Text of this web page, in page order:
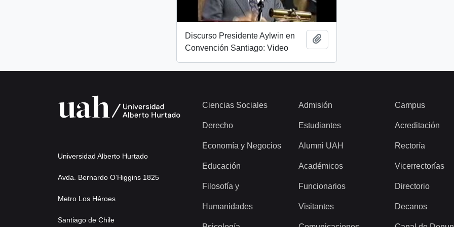
Discurso Presidente Aylwin en
Convención Santiago: Video
Universidad Alberto Hurtado
Avda. Bernardo O’Higgins 1825
Metro Los Héroes
Santiago de Chile
Ciencias Sociales
Derecho
Economía y Negocios
Educación
Filosofía y
Humanidades
Admisión
Estudiantes
Alumni UAH
Académicos
Funcionarios
Visitantes
Campus
Acreditación
Rectoría
Vicerrectorías
Directorio
Decanos